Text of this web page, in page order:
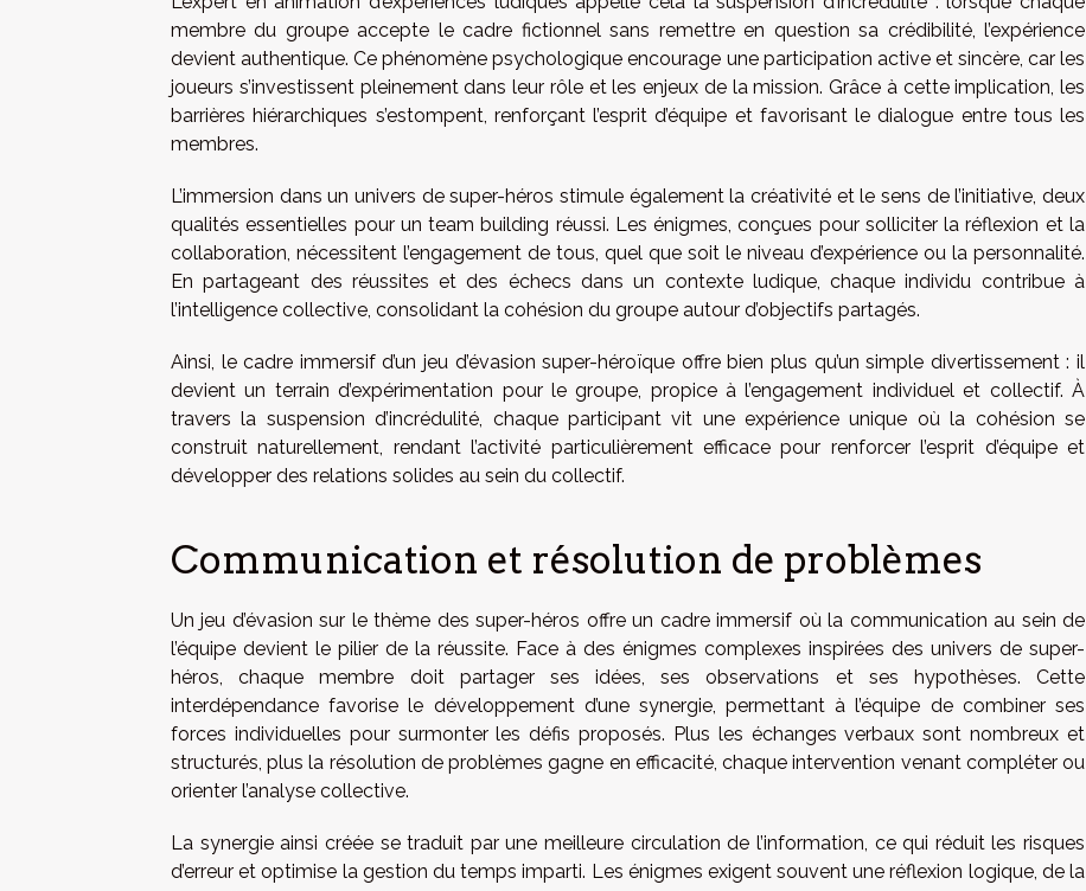
membre du groupe accepte le cadre fictionnel sans remettre en question sa crédibilité, l’expérience
devient authentique. Ce phénomène psychologique encourage une participation active et sincère, car les
joueurs s’investissent pleinement dans leur rôle et les enjeux de la mission. Grâce à cette implication, les
barrières hiérarchiques s’estompent, renforçant l’esprit d’équipe et favorisant le dialogue entre tous les
membres.
L’immersion dans un univers de super-héros stimule également la créativité et le sens de l’initiative, deux
qualités essentielles pour un team building réussi. Les énigmes, conçues pour solliciter la réflexion et la
collaboration, nécessitent l’engagement de tous, quel que soit le niveau d’expérience ou la personnalité.
En partageant des réussites et des échecs dans un contexte ludique, chaque individu contribue à
l’intelligence collective, consolidant la cohésion du groupe autour d’objectifs partagés.
Ainsi, le cadre immersif d’un jeu d’évasion super-héroïque offre bien plus qu’un simple divertissement : il
devient un terrain d’expérimentation pour le groupe, propice à l’engagement individuel et collectif. À
travers la suspension d’incrédulité, chaque participant vit une expérience unique où la cohésion se
construit naturellement, rendant l’activité particulièrement efficace pour renforcer l’esprit d’équipe et
développer des relations solides au sein du collectif.
Communication et résolution de problèmes
Un jeu d’évasion sur le thème des super-héros offre un cadre immersif où la communication au sein de
l’équipe devient le pilier de la réussite. Face à des énigmes complexes inspirées des univers de super-
héros, chaque membre doit partager ses idées, ses observations et ses hypothèses. Cette
interdépendance favorise le développement d’une synergie, permettant à l’équipe de combiner ses
forces individuelles pour surmonter les défis proposés. Plus les échanges verbaux sont nombreux et
structurés, plus la résolution de problèmes gagne en efficacité, chaque intervention venant compléter ou
orienter l’analyse collective.
La synergie ainsi créée se traduit par une meilleure circulation de l’information, ce qui réduit les risques
d’erreur et optimise la gestion du temps imparti. Les énigmes exigent souvent une réflexion logique, de la